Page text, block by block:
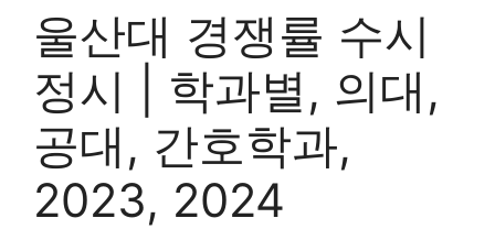
울산대 경쟁률 수시
정시 | 학과별, 의대,
공대, 간호학과,
2023, 2024